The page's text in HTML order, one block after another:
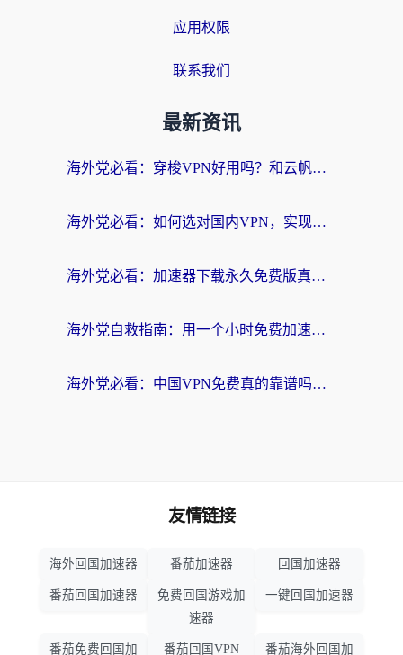
应用权限
联系我们
最新资讯
海外党必看：穿梭VPN好用吗？和云帆VPN对比哪个回国效果更好？附真实测评+避坑指南
海外党必看：如何选对国内VPN，实现无缝访问国内资源？
海外党必看：加速器下载永久免费版真的存在吗？教你无缝访问国内资源的正确姿势
海外党自救指南：用一个小时免费加速器，轻松打破国内资源访问壁垒？
海外党必看：中国VPN免费真的靠谱吗？手把手教你选对回国加速器
友情链接
海外回国加速器 番茄加速器 回国加速器
番茄回国加速器
免费回国游戏加
速器
一键回国加速器
番茄免费回国加 番茄回国VPN 番茄海外回国加